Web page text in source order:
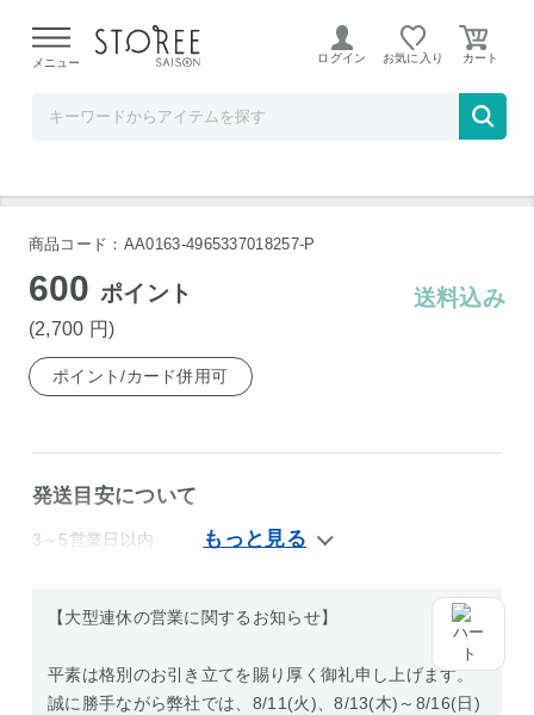
よる配送遅延が発生しております。
メニュー ログイン お気に入り
ドアスペースハンガー
商品コード：AA0163-4965337018257-P
600ポイント
(2,700 円)
送料込み
ポイント/カード併用可
発送目安について
3～5営業日以内
【大型連休の営業に関するお知らせ】
平素は格別のお引き立てを賜り厚く御礼申し上げます。
誠に勝手ながら弊社では、8/11(火)、8/13(木)～8/16(日)